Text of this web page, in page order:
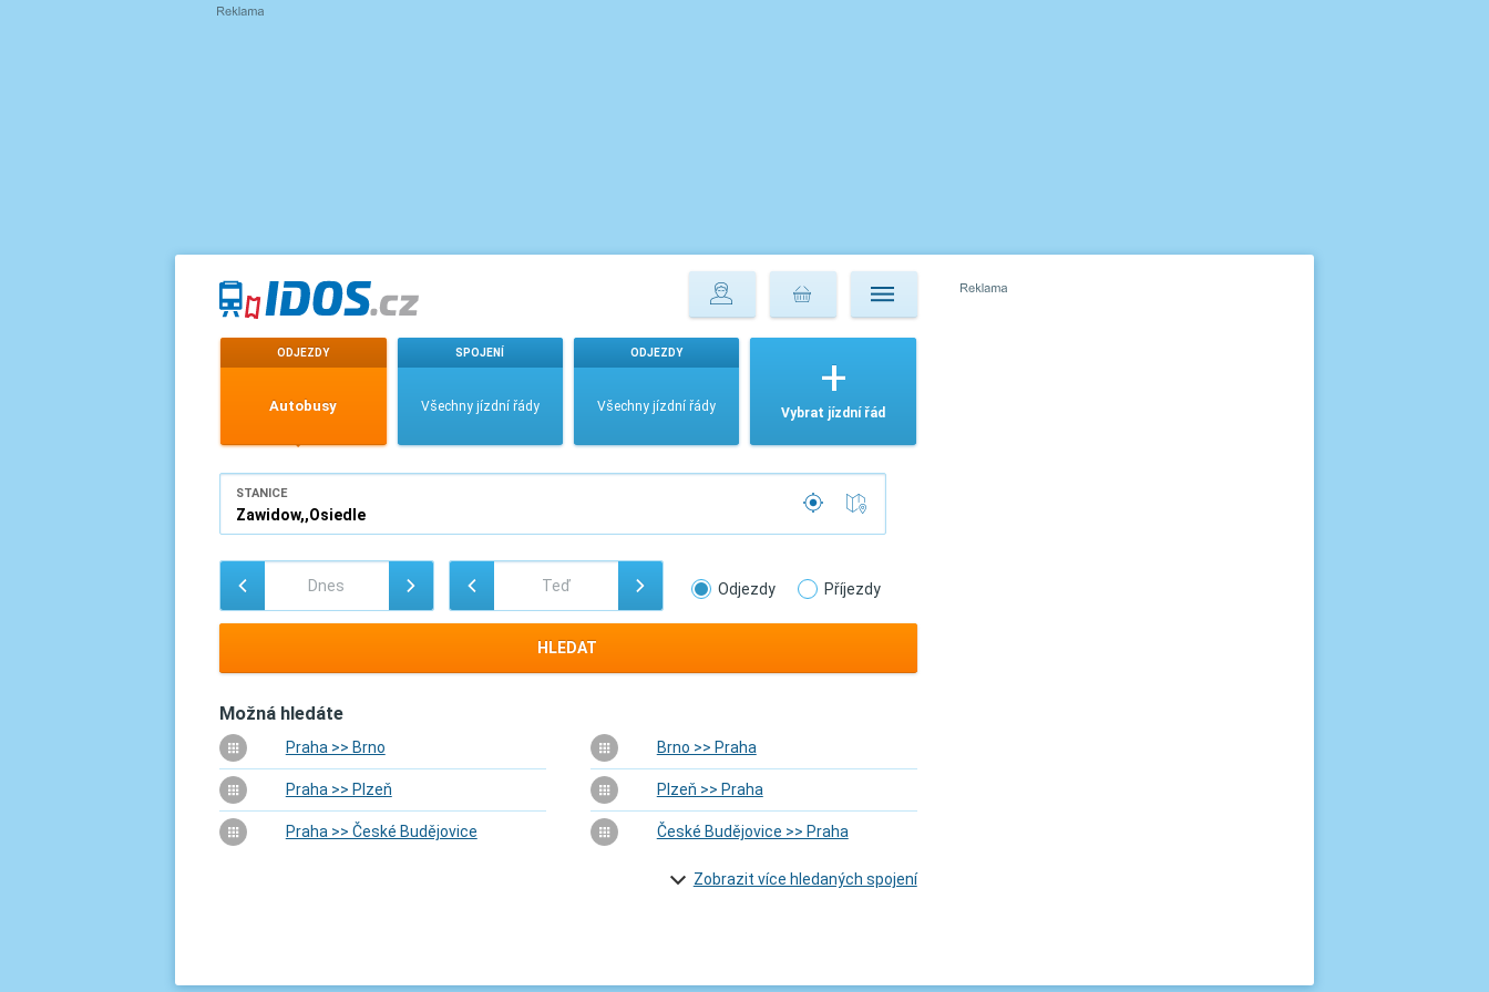
ODJEZDY
Autobusy
SPOJENÍ
Všechny jízdní řády
ODJEZDY
Všechny jízdní řády Vybrat jízdní řád
STANICE
Odjezdy Příjezdy
HLEDAT
Možná hledáte
Praha >> Brno Brno >> Praha
Praha >> Plzeň Plzeň >> Praha
Praha >> České Budějovice České Budějovice >> Praha
Zobrazit více hledaných spojení